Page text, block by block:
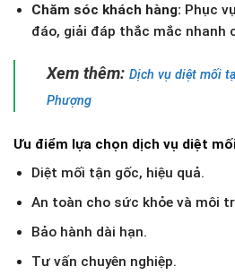
Chăm sóc khách hàng: Phục
đáo, giải đáp thắc mắc nhanh
Xem thêm: Dịch vụ diệt mối
Phượng
Ưu điểm lựa chọn dịch vụ diệt
Diệt mối tận gốc, hiệu quả.
An toàn cho sức khỏe và môi
Bảo hành dài hạn.
Tư vấn chuyên nghiệp.